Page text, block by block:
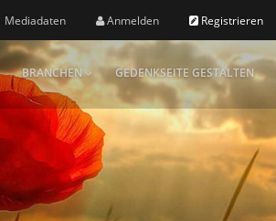
Mediadaten Anmelden Registrieren
BRANCHEN GEDENKSEITE GESTALTEN